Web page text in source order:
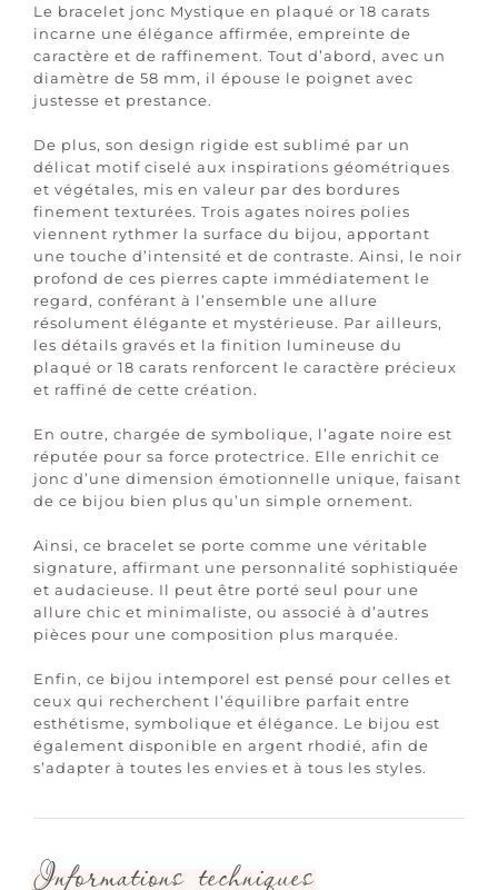
Le bracelet jonc Mystique en plaqué or 18 carats
incarne une élégance affirmée, empreinte de
caractère et de raffinement. Tout d’abord, avec un
diamètre de 58 mm, il épouse le poignet avec
justesse et prestance.
De plus, son design rigide est sublimé par un
délicat motif ciselé aux inspirations géométriques
et végétales, mis en valeur par des bordures
finement texturées. Trois agates noires polies
viennent rythmer la surface du bijou, apportant
une touche d’intensité et de contraste. Ainsi, le noir
profond de ces pierres capte immédiatement le
regard, conférant à l’ensemble une allure
résolument élégante et mystérieuse. Par ailleurs,
les détails gravés et la finition lumineuse du
plaqué or 18 carats renforcent le caractère précieux
et raffiné de cette création.
En outre, chargée de symbolique, l’agate noire est
réputée pour sa force protectrice. Elle enrichit ce
jonc d’une dimension émotionnelle unique, faisant
de ce bijou bien plus qu’un simple ornement.
Ainsi, ce bracelet se porte comme une véritable
signature, affirmant une personnalité sophistiquée
et audacieuse. Il peut être porté seul pour une
allure chic et minimaliste, ou associé à d’autres
pièces pour une composition plus marquée.
Enfin, ce bijou intemporel est pensé pour celles et
ceux qui recherchent l’équilibre parfait entre
esthétisme, symbolique et élégance. Le bijou est
également disponible en argent rhodié, afin de
s’adapter à toutes les envies et à tous les styles.
Informations techniques